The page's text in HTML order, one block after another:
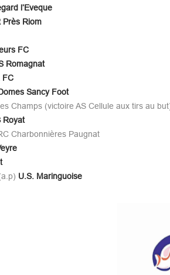
l’Eveque
Près Riom
FC
Romagnat
FC
Sancy Foot
Champs (victoire AS Cellule aux tirs au
Royat
Charbonnières Paugnat
U.S. Maringuoise